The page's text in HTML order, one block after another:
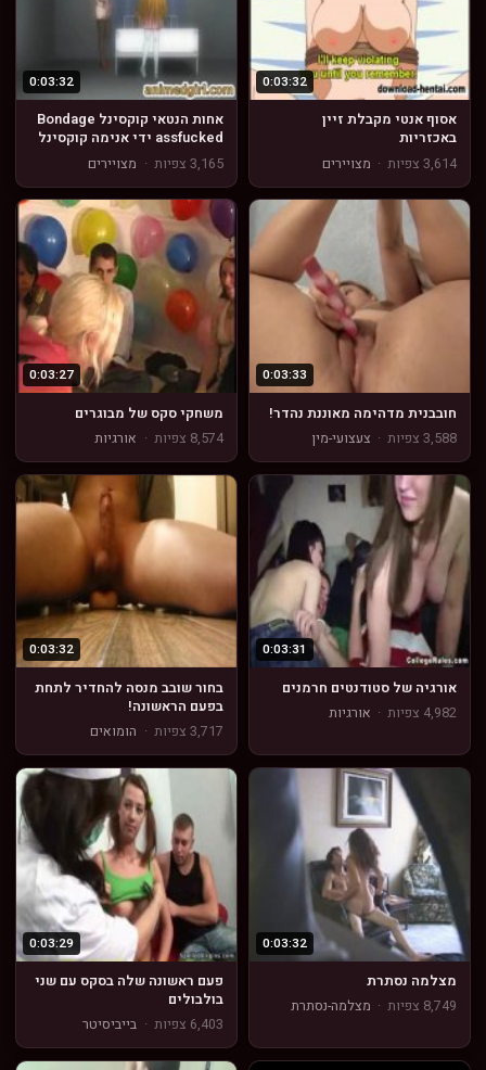
0:03:32
אסוף אנטי מקבלת זיין
באכזריות
3,614 צפיות
· מצויירים
0:03:32
אחות הנטאי קוקסינל Bondage
assfucked ידי אנימה קוקסינל
3,165 צפיות
· מצויירים
0:03:33
חובבנית מדהימה מאוננת נהדר!
3,588 צפיות
· צעצועי-מין
0:03:27
משחקי סקס של מבוגרים
8,574 צפיות
· אורגיות
0:03:31
אורגיה של סטודנטים חרמנים
4,982 צפיות
· אורגיות
0:03:32
בחור שובב מנסה להחדיר לתחת
בפעם הראשונה!
3,717 צפיות
· הומואים
0:03:32
מצלמה נסתרת
8,749 צפיות
· מצלמה-נסתרת
0:03:29
פעם ראשונה שלה בסקס עם שני
בולבולים
6,403 צפיות
· בייביסיטר